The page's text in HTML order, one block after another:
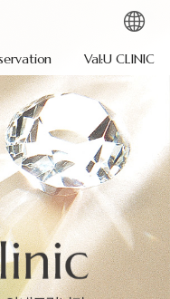
Val:U CLINIC